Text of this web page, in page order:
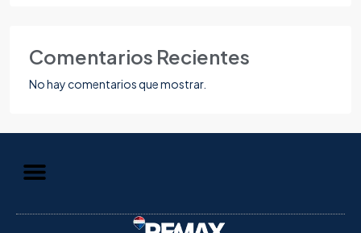
Comentarios Recientes
No hay comentarios que mostrar.